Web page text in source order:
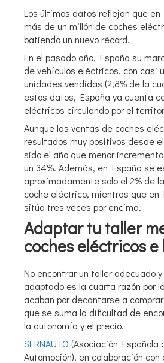
Los últimos datos reflejan que en
más de un millón de coches
batiendo un nuevo récord.
En el pasado año, España su
de vehículos eléctricos, con casi
unidades vendidas (2,8% de la
estos datos, España ya cuenta
eléctricos circulando por el
Aunque las ventas de coches
resultados muy positivos desde
sido el año que menor
un 34%. Además, en España se
aproximadamente solo el 2% de
coche eléctrico, mientras que en
sitúa tres veces por encima.
Adaptar tu taller
coches eléctricos
No encontrar un taller adecuado
adaptado es la cuarta razón por
acaban por decantarse a
que se suma la dificultad de
la autonomía y el precio.
SERNAUTO (Asociación Española
Automoción), en colaboración